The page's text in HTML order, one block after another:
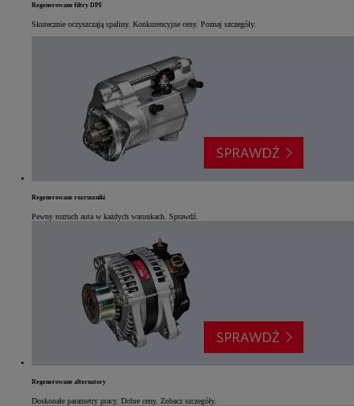
Regenerowane filtry DPF
Skutecznie oczyszczają spaliny. Konkurencyjne ceny. Poznaj szczegóły.
Regenerowane rozruszniki
Pewny rozruch auta w każdych warunkach. Sprawdź.
Regenerowane alternatory
Doskonałe parametry pracy. Dobre ceny. Zobacz szczegóły.